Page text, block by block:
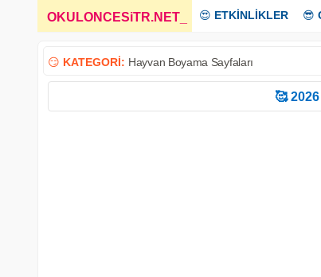
OKULONCESiTR.NET 😍 ETKİNLİKLER 😎
😏 KATEGORİ: Hayvan Boyama Sayfaları
🥰